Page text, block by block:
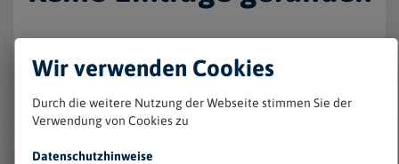
Wir verwenden Cookies
Durch die weitere Nutzung der Webseite stimmen Sie der
Verwendung von Cookies zu
Datenschutzhinweise